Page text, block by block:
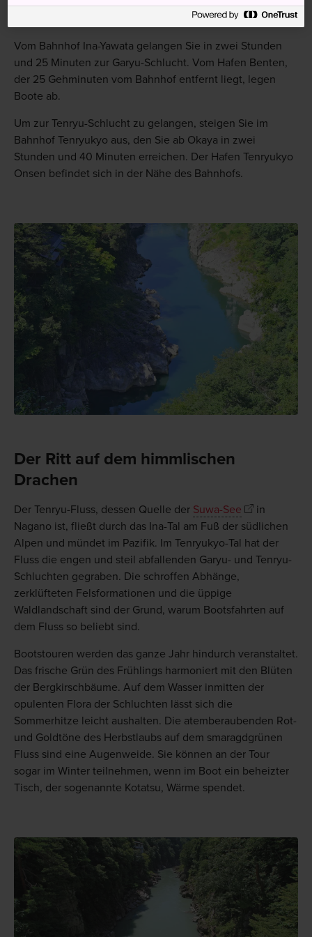
Vom Bahnhof Ina-Yawata gelangen Sie in zwei Stunden
und 25 Minuten zur Garyu-Schlucht. Vom Hafen Benten,
der 25 Gehminuten vom Bahnhof entfernt liegt, legen
Boote ab.
Um zur Tenryu-Schlucht zu gelangen, steigen Sie im
Bahnhof Tenryukyo aus, den Sie ab Okaya in zwei
Stunden und 40 Minuten erreichen. Der Hafen Tenryukyo
Onsen befindet sich in der Nähe des Bahnhofs.
Der Ritt auf dem himmlischen
Drachen
Der Tenryu-Fluss, dessen Quelle der Suwa-See
in
Nagano ist, fließt durch das Ina-Tal am Fuß der südlichen
Alpen und mündet im Pazifik. Im Tenryukyo-Tal hat der
Fluss die engen und steil abfallenden Garyu- und Tenryu-
Schluchten gegraben. Die schroffen Abhänge,
zerklüfteten Felsformationen und die üppige
Waldlandschaft sind der Grund, warum Bootsfahrten auf
dem Fluss so beliebt sind.
Bootstouren werden das ganze Jahr hindurch veranstaltet.
Das frische Grün des Frühlings harmoniert mit den Blüten
der Bergkirschbäume. Auf dem Wasser inmitten der
opulenten Flora der Schluchten lässt sich die
Sommerhitze leicht aushalten. Die atemberaubenden Rot-
und Goldtöne des Herbstlaubs auf dem smaragdgrünen
Fluss sind eine Augenweide. Sie können an der Tour
sogar im Winter teilnehmen, wenn im Boot ein beheizter
Tisch, der sogenannte Kotatsu, Wärme spendet.